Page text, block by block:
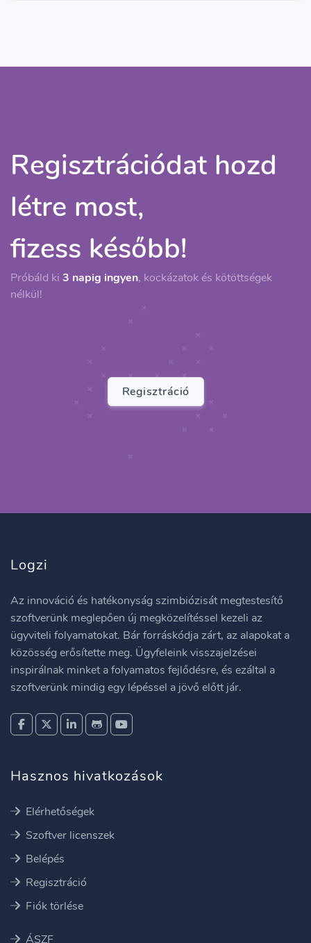
Regisztrációdat hozd
létre most,
fizess később!
Próbáld ki 3 napig ingyen, kockázatok és kötöttségek
nélkül!
Regisztráció
Logzi
Az innováció és hatékonyság szimbiózisát megtestesítő
szoftverünk meglepően új megközelítéssel kezeli az
ügyviteli folyamatokat. Bár forráskódja zárt, az alapokat a
közösség erősítette meg. Ügyfeleink visszajelzései
inspirálnak minket a folyamatos fejlődésre, és ezáltal a
szoftverünk mindig egy lépéssel a jövő előtt jár.
Hasznos hivatkozások
Elérhetőségek
Szoftver licenszek
Belépés
Regisztráció
Fiók törlése
ÁSZF